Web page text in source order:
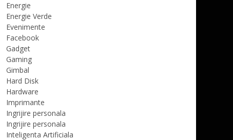
Energie
Energie Verde
Evenimente
Facebook
Gadget
Gaming
Gimbal
Hard Disk
Hardware
Imprimante
Ingrijire personala
Ingrijire personala
Inteligenta Artificiala